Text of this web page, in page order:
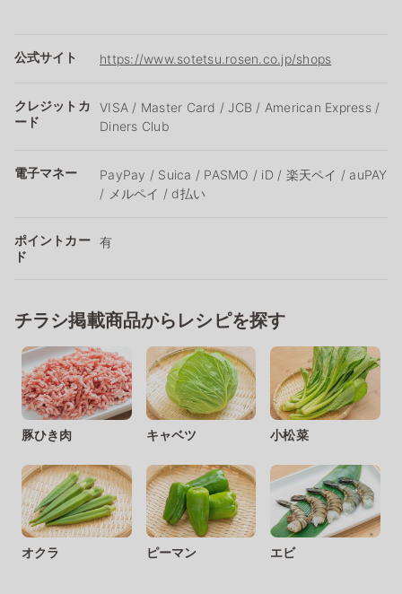
公式サイト https://www.sotetsu.rosen.co.jp/shops
クレジットカ
ード
VISA / Master Card / JCB / American Express /
Diners Club
電子マネー
PayPay / Suica / PASMO / iD / 楽天ペイ / auPAY
/ メルペイ / d払い
ポイントカー
ド
有
チラシ掲載商品からレシピを探す
豚ひき肉 キャベツ 小松菜
オクラ ピーマン エビ